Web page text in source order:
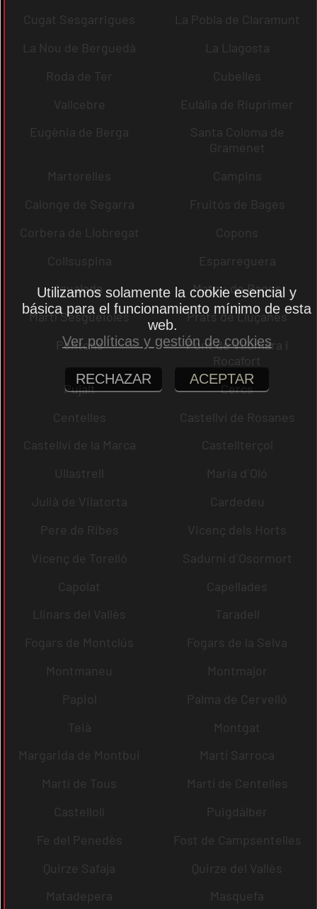
Cugat Sesgarrigues
La Pobla de Claramunt
La Nou de Berguedà
La Llagosta
Roda de Ter
Cubelles
Vallcebre
Eulàlia de Riuprimer
Eugènia de Berga
Santa Coloma de
Gramenet
Martorelles
Campins
Calonge de Segarra
Fruitós de Bages
Corbera de Llobregat
Copons
Collsuspina
Esparreguera
Igualada
Mateu de Bages
Martí Sesgueioles
Prats de Lluçanès
Pontons
Pont de Vilomara i
Rocafort
Pujalt
Cercs
Centelles
Castellví de Rosanes
Castellví de la Marca
Castellterçol
Ullastrell
Maria d´Oló
Julià de Vilatorta
Cardedeu
Pere de Ribes
Vicenç dels Horts
Vicenç de Torelló
Sadurní d´Osormort
Capolat
Capellades
Llinars del Vallès
Taradell
Fogars de Montclús
Fogars de la Selva
Montmaneu
Montmajor
Papiol
Palma de Cervelló
Teià
Montgat
Margarida de Montbui
Martí Sarroca
Martí de Tous
Martí de Centelles
Castellolí
Puigdàlber
Fe del Penedès
Fost de Campsentelles
Quirze Safaja
Quirze del Vallès
Matadepera
Masquefa
Utilizamos solamente la cookie esencial y
básica para el funcionamiento mínimo de esta
web.
Ver políticas y gestión de cookies
RECHAZAR ACEPTAR